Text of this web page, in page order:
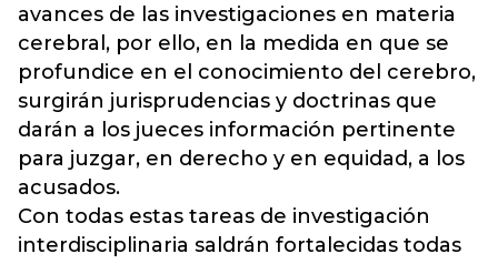
avances de las investigaciones en materia
cerebral, por ello, en la medida en que se
profundice en el conocimiento del cerebro,
surgirán jurisprudencias y doctrinas que
darán a los jueces información pertinente
para juzgar, en derecho y en equidad, a los
acusados.
Con todas estas tareas de investigación
interdisciplinaria saldrán fortalecidas todas